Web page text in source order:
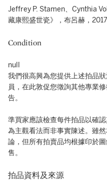
Jeffrey P. Stamen、Cynthia
藏康熙盛世瓷》，布呂赫，
Condition
null
我們很高興為您提供上述拍品
員，在此敦促您徵詢其他專業
告。
準買家應該檢查每件拍品以確
為主觀看法而非事實陳述。雖
論，但所有拍賣品均根據印於
售。
拍品資料及來源